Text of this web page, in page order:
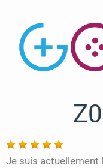
Je suis actuellement